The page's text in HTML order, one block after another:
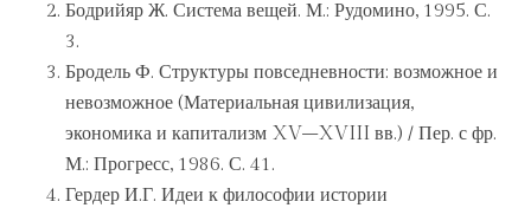
Бодрийяр Ж. Система вещей. М.: Рудомино, 1995. С.
3.
Бродель Ф. Структуры повседневности: возможное и
невозможное (Материальная цивилизация,
экономика и капитализм XV–XVIII вв.) / Пер. с фр.
М.: Прогресс, 1986. С. 41.
Гердер И.Г. Идеи к философии истории